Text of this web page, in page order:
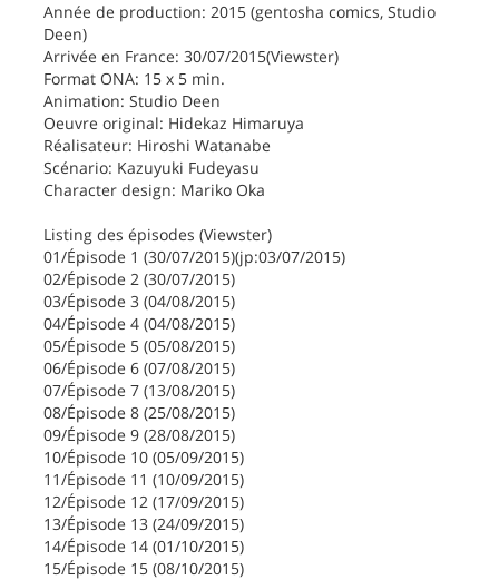
Année de production: 2015 (gentosha comics, Studio
Deen)
Arrivée en France: 30/07/2015(Viewster)
Format ONA: 15 x 5 min.
Animation: Studio Deen
Oeuvre original: Hidekaz Himaruya
Réalisateur: Hiroshi Watanabe
Scénario: Kazuyuki Fudeyasu
Character design: Mariko Oka
Listing des épisodes (Viewster)
01/Épisode 1 (30/07/2015)(jp:03/07/2015)
02/Épisode 2 (30/07/2015)
03/Épisode 3 (04/08/2015)
04/Épisode 4 (04/08/2015)
05/Épisode 5 (05/08/2015)
06/Épisode 6 (07/08/2015)
07/Épisode 7 (13/08/2015)
08/Épisode 8 (25/08/2015)
09/Épisode 9 (28/08/2015)
10/Épisode 10 (05/09/2015)
11/Épisode 11 (10/09/2015)
12/Épisode 12 (17/09/2015)
13/Épisode 13 (24/09/2015)
14/Épisode 14 (01/10/2015)
15/Épisode 15 (08/10/2015)